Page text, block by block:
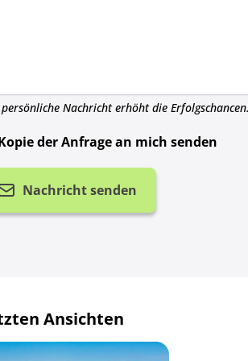
persönliche Nachricht erhöht die
der Anfrage an mich senden
Nachricht senden
Ansichten